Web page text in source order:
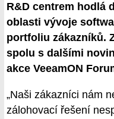
R&D centrem hodlá
oblasti vývoje
portfoliu zákazníků.
spolu s dalšími
akce VeeamON
„Naši zákazníci nám
zálohovací řešení